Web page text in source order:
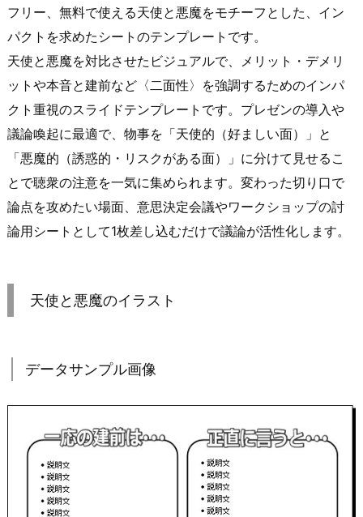
フリー、無料で使える天使と悪魔をモチーフとした、イン
パクトを求めたシートのテンプレートです。
天使と悪魔を対比させたビジュアルで、メリット・デメリ
ットや本音と建前など〈二面性〉を強調するためのインパ
クト重視のスライドテンプレートです。プレゼンの導入や
議論喚起に最適で、物事を「天使的（好ましい面）」と
「悪魔的（誘惑的・リスクがある面）」に分けて見せるこ
とで聴衆の注意を一気に集められます。変わった切り口で
論点を攻めたい場面、意思決定会議やワークショップの討
論用シートとして1枚差し込むだけで議論が活性化します。
天使と悪魔のイラスト
データサンプル画像